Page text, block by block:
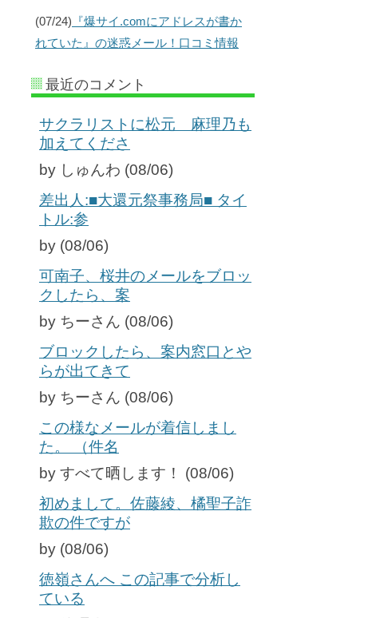
(07/24) 『爆サイ.comにアドレスが書か
れていた』の迷惑メール！口コミ情報
最近のコメント
サクラリストに松元 麻理乃も
加えてくださ
by しゅんわ (08/06)
差出人:■大還元祭事務局■ タイ
トル:参
by (08/06)
可南子、桜井のメールをブロッ
クしたら、案
by ちーさん (08/06)
ブロックしたら、案内窓口とや
らが出てきて
by ちーさん (08/06)
この様なメールが着信しまし
た。 （件名
by すべて晒します！ (08/06)
初めまして。佐藤綾、橘聖子詐
欺の件ですが
by (08/06)
徳嶺さんへ この記事で分析し
ている